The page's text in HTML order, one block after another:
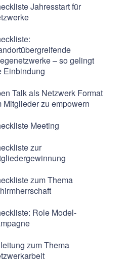
Jahresstart für
– so gelingt
Einbindung
Talk als Netzwerk Format
Mitglieder zu empowern
Meeting
zur
zum Thema
Role Model-
zum Thema